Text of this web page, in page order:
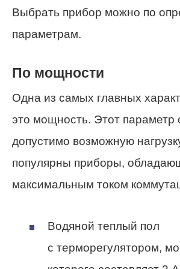
Выбрать прибор можно по
параметрам.
По мощности
Одна из самых главных
это мощность. Этот параметр
допустимо возможную
популярны приборы,
максимальным током
Водяной теплый пол
с терморегулятором,